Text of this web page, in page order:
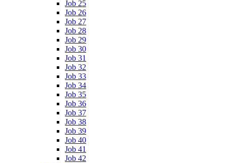
Job 25
Job 26
Job 27
Job 28
Job 29
Job 30
Job 31
Job 32
Job 33
Job 34
Job 35
Job 36
Job 37
Job 38
Job 39
Job 40
Job 41
Job 42